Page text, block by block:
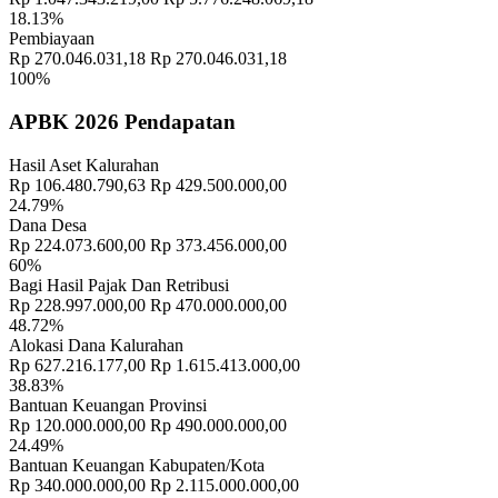
Informasi Lengkap Tentang BUMDes Yang Harus Anda Ketahui
Mei 2019
18.13%
Pembiayaan
Rp 270.046.031,18 Rp 270.046.031,18
100%
APBK 2026 Pendapatan
Hasil Aset Kalurahan
Rp 106.480.790,63 Rp 429.500.000,00
24.79%
Dana Desa
Rp 224.073.600,00 Rp 373.456.000,00
60%
Bagi Hasil Pajak Dan Retribusi
Rp 228.997.000,00 Rp 470.000.000,00
48.72%
Alokasi Dana Kalurahan
Rp 627.216.177,00 Rp 1.615.413.000,00
38.83%
Bantuan Keuangan Provinsi
Rp 120.000.000,00 Rp 490.000.000,00
24.49%
Bantuan Keuangan Kabupaten/Kota
Rp 340.000.000,00 Rp 2.115.000.000,00